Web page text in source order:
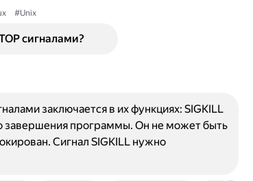
#Unix
сигналами?
заключается в их функциях: SIGKILL
завершения программы. Он не может быть
Сигнал SIGKILL нужно